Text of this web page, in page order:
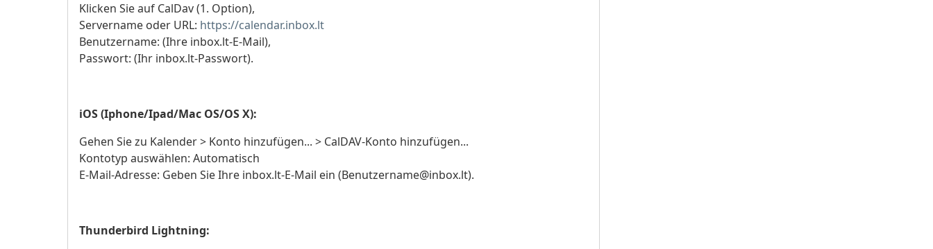
Klicken Sie auf CalDav (1. Option),
Servername oder URL: https://calendar.inbox.lt
Benutzername: (Ihre inbox.lt-E-Mail),
Passwort: (Ihr inbox.lt-Passwort).
iOS (Iphone/Ipad/Mac OS/OS X):
Gehen Sie zu Kalender > Konto hinzufügen... > CalDAV-Konto hinzufügen...
Kontotyp auswählen: Automatisch
E-Mail-Adresse: Geben Sie Ihre inbox.lt-E-Mail ein (Benutzername@inbox.lt).
Thunderbird Lightning: